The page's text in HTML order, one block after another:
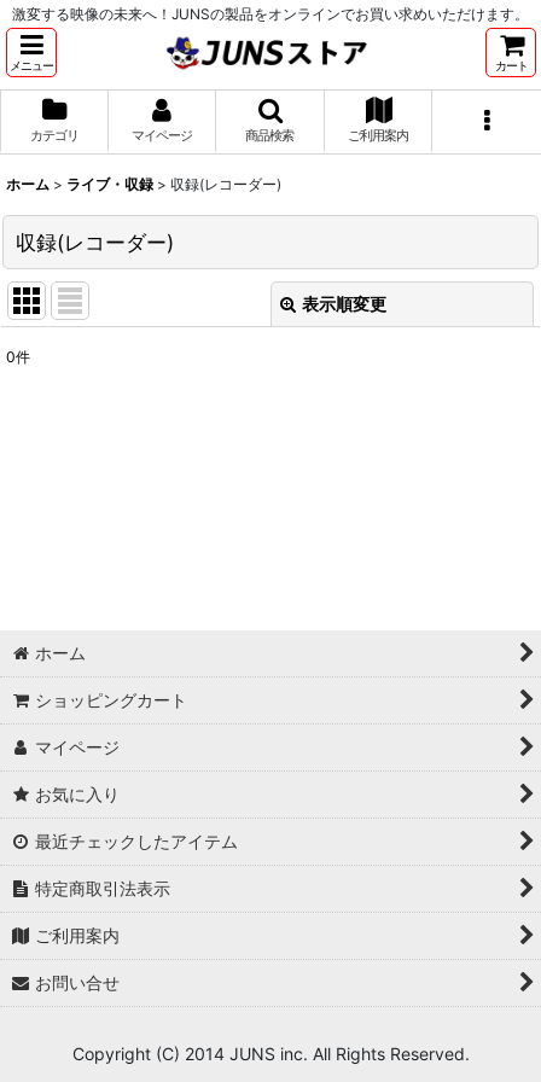
激変する映像の未来へ！JUNSの製品をオンラインでお買い求めいただけます。
メニュー カート
カテゴリ マイページ 商品検索 ご利用案内
ホーム > ライブ・収録 > 収録(レコーダー)
収録(レコーダー)
表示順変更
0件
ホーム
ショッピングカート
マイページ
お気に入り
最近チェックしたアイテム
特定商取引法表示
ご利用案内
お問い合せ
Copyright (C) 2014 JUNS inc. All Rights Reserved.